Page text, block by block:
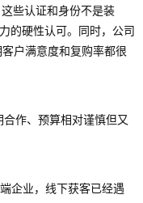
些认证和身份不是装
的硬性认可。同时，公司
户满意度和复购率都很
作、预算相对谨慎但又
企业，线下获客已经遇